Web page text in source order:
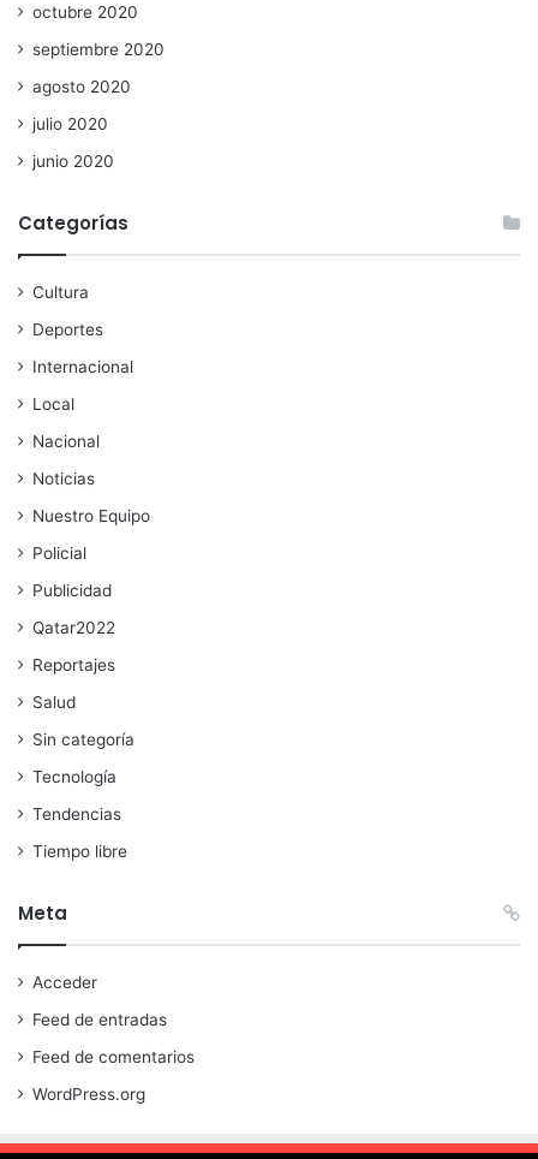
octubre 2020
septiembre 2020
agosto 2020
julio 2020
junio 2020
Categorías
Cultura
Deportes
Internacional
Local
Nacional
Noticias
Nuestro Equipo
Policial
Publicidad
Qatar2022
Reportajes
Salud
Sin categoría
Tecnología
Tendencias
Tiempo libre
Meta
Acceder
Feed de entradas
Feed de comentarios
WordPress.org